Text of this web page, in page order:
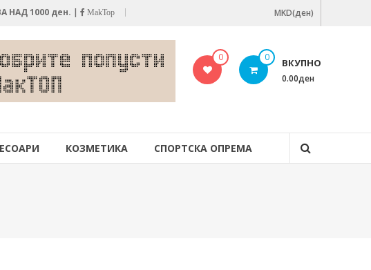
НАД 1000 ден. | MakTop MKD(ден)
0 0 ВКУПНО
0.00ден
КОЗМЕТИКА СПОРТСКА ОПРЕМА